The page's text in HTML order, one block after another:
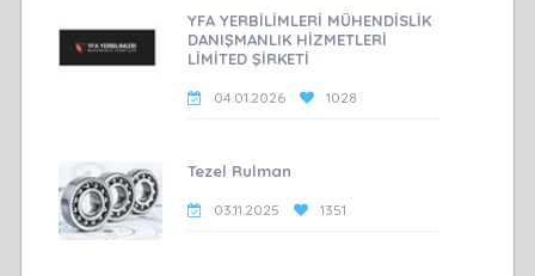
YFA YERBİLİMLERİ MÜHENDİSLİK
DANIŞMANLIK HİZMETLERİ
LİMİTED ŞİRKETİ
04.01.2026 1028
Tezel Rulman
03.11.2025 1351